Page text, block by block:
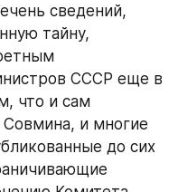
сведений,
тайну,
СССР еще в
что и сам
Совмина, и многие
до сих